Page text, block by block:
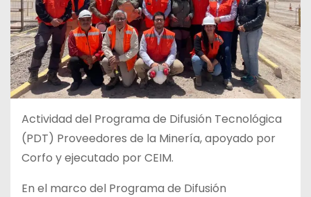
Actividad del Programa de Difusión Tecnológica
(PDT) Proveedores de la Minería, apoyado por
Corfo y ejecutado por CEIM.
En el marco del Programa de Difusión